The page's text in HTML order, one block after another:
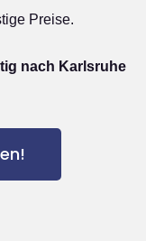
Preise.
nach Karlsruhe